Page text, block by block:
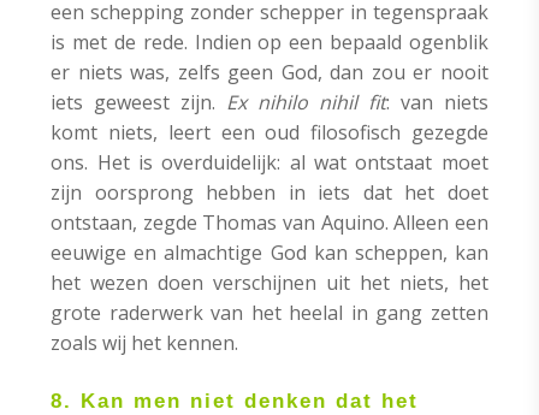
een schepping zonder schepper in tegenspraak
is met de rede. Indien op een bepaald ogenblik
er niets was, zelfs geen God, dan zou er nooit
iets geweest zijn. Ex nihilo nihil fit: van niets
komt niets, leert een oud filosofisch gezegde
ons. Het is overduidelijk: al wat ontstaat moet
zijn oorsprong hebben in iets dat het doet
ontstaan, zegde Thomas van Aquino. Alleen een
eeuwige en almachtige God kan scheppen, kan
het wezen doen verschijnen uit het niets, het
grote raderwerk van het heelal in gang zetten
zoals wij het kennen.
8. Kan men niet denken dat het